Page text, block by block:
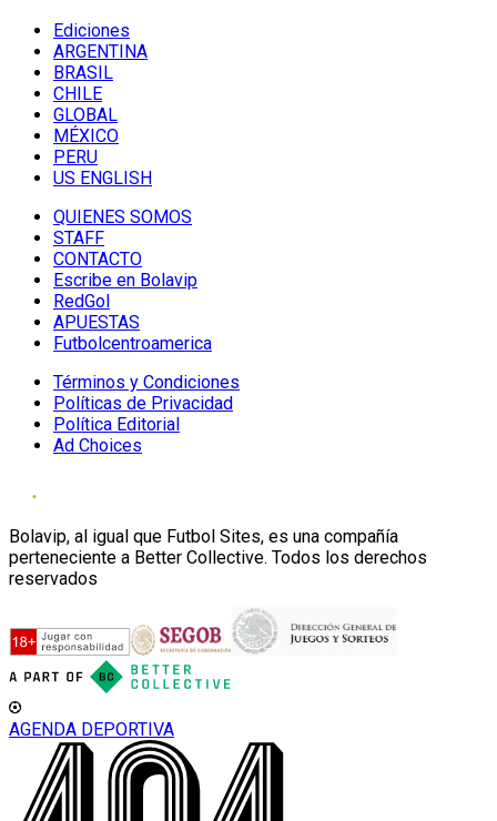
Ediciones
ARGENTINA
BRASIL
CHILE
GLOBAL
MÉXICO
PERU
US ENGLISH
QUIENES SOMOS
STAFF
CONTACTO
Escribe en Bolavip
RedGol
APUESTAS
Futbolcentroamerica
Términos y Condiciones
Políticas de Privacidad
Política Editorial
Ad Choices
Bolavip, al igual que Futbol Sites, es una compañía
perteneciente a Better Collective. Todos los derechos
reservados
AGENDA DEPORTIVA